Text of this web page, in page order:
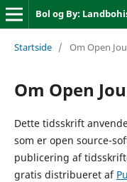
Bol og By:
Startside / Om Open
Om Open
Dette tidsskrift
som er open source-
publicering af
gratis distribueret af